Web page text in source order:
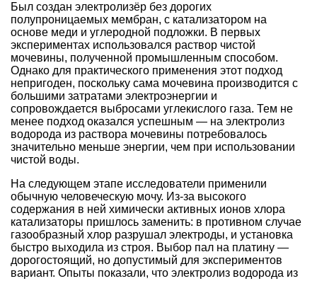
Был создан электролизёр без дорогих
полупроницаемых мембран, с катализатором на
основе меди и углеродной подложки. В первых
экспериментах использовался раствор чистой
мочевины, полученной промышленным способом.
Однако для практического применения этот подход
непригоден, поскольку сама мочевина производится с
большими затратами электроэнергии и
сопровождается выбросами углекислого газа. Тем не
менее подход оказался успешным — на электролиз
водорода из раствора мочевины потребовалось
значительно меньше энергии, чем при использовании
чистой воды.
На следующем этапе исследователи применили
обычную человеческую мочу. Из-за высокого
содержания в ней химически активных ионов хлора
катализаторы пришлось заменить: в противном случае
газообразный хлор разрушал электроды, и установка
быстро выходила из строя. Выбор пал на платину —
дорогостоящий, но допустимый для экспериментов
вариант. Опыты показали, что электролиз водорода из